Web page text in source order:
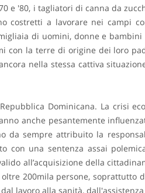
e '80, i tagliatori di canna da
a lavorare nei campi
di uomini, donne e bambini
con la terre di origine dei loro
nella stessa cattiva
Dominicana. La crisi
anche pesantemente
da sempre attribuito la
una sentenza assai
all’acquisizione della
200mila persone, soprattutto
lavoro alla sanità,